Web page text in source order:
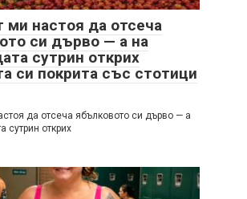
настоя да отсеча
си дърво — а на
сутрин открих
си покрита със стотици
да отсеча ябълковото си дърво — а
сутрин открих